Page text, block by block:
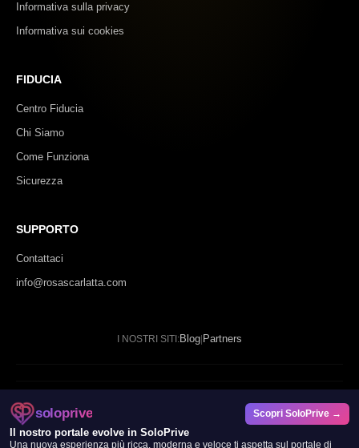
Informativa sulla privacy
Informativa sui cookies
FIDUCIA
Centro Fiducia
Chi Siamo
Come Funziona
Sicurezza
SUPPORTO
Contattaci
info@rosascarlatta.com
I NOSTRI SITI:Blog Partners
© 2024 - 2026 Rosa Scarlatta. Tutti i diritti riservati.
SP DATAFORGE LTD
20 Wenlock Road, London, N1 7GU
soloprive
Il nostro portale evolve in SoloPrive
Una nuova esperienza più ricca, moderna e veloce ti aspetta sul portale di
Scopri SoloPrive →